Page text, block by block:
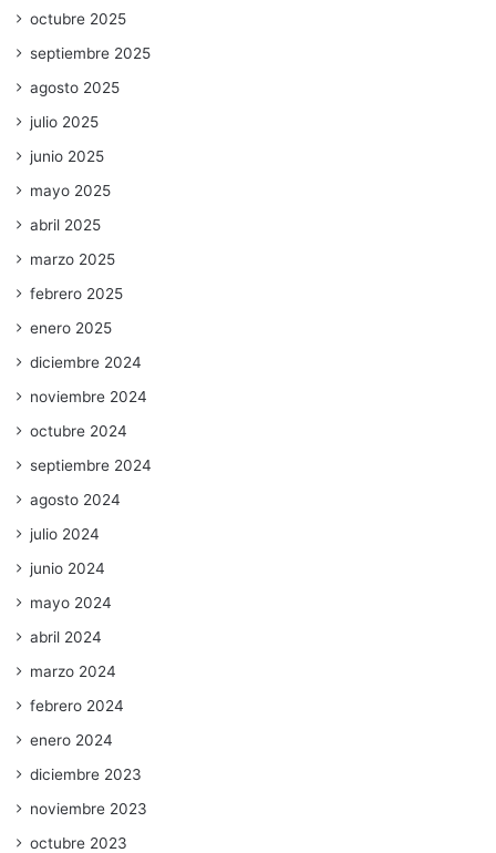
octubre 2025
septiembre 2025
agosto 2025
julio 2025
junio 2025
mayo 2025
abril 2025
marzo 2025
febrero 2025
enero 2025
diciembre 2024
noviembre 2024
octubre 2024
septiembre 2024
agosto 2024
julio 2024
junio 2024
mayo 2024
abril 2024
marzo 2024
febrero 2024
enero 2024
diciembre 2023
noviembre 2023
octubre 2023